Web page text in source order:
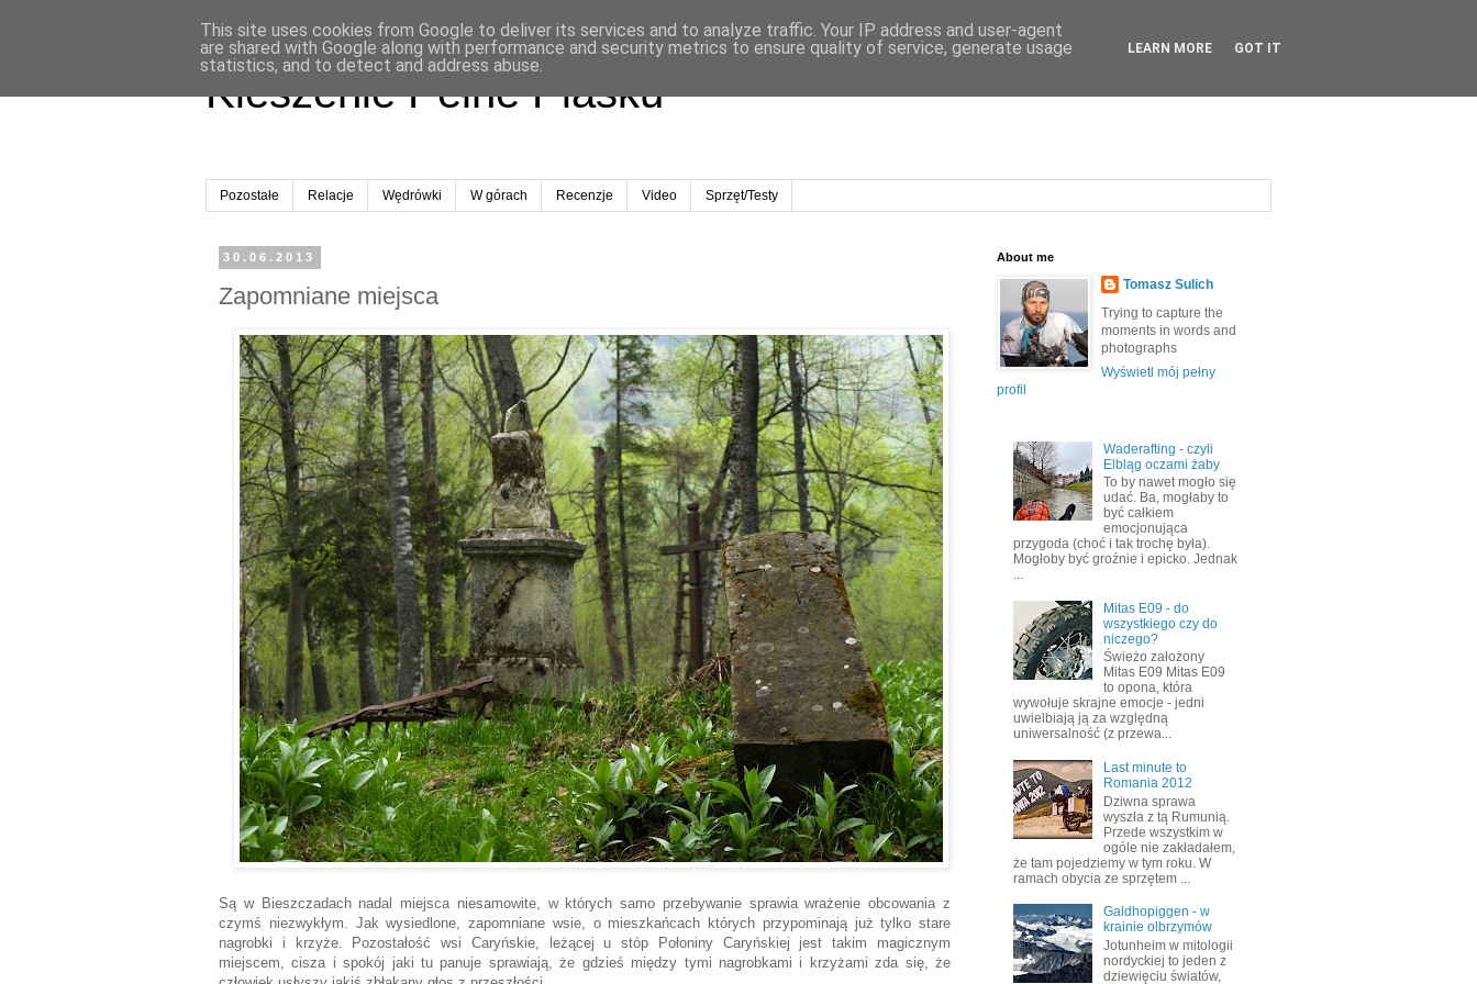
Kieszenie Pełne Piasku
Pozostałe Relacje Wędrówki W górach Recenzje Video Sprzęt/Testy
30.06.2013
Zapomniane miejsca
Są w Bieszczadach nadal miejsca niesamowite, w których samo przebywanie sprawia wrażenie obcowania z
czymś niezwykłym. Jak wysiedlone, zapomniane wsie, o mieszkańcach których przypominają już tylko stare
nagrobki i krzyże. Pozostałość wsi Caryńskie, leżącej u stóp Połoniny Caryńskiej jest takim magicznym
miejscem, cisza i spokój jaki tu panuje sprawiają, że gdzieś między tymi nagrobkami i krzyżami zda się, że
About me
Tomasz Sulich
Trying to capture the
moments in words and
photographs
Wyświetl mój pełny
profil
Waderafting - czyli
Elbląg oczami żaby
To by nawet mogło się
udać. Ba, mogłaby to
być całkiem
emocjonująca
przygoda (choć i tak trochę była).
Mogłoby być groźnie i epicko. Jednak
...
Mitas E09 - do
wszystkiego czy do
niczego?
Świeżo założony
Mitas E09 Mitas E09
to opona, która
wywołuje skrajne emocje - jedni
uwielbiają ją za względną
uniwersalność (z przewa...
Last minute to
Romania 2012
Dziwna sprawa
wyszła z tą Rumunią.
Przede wszystkim w
ogóle nie zakładałem,
że tam pojedziemy w tym roku. W
ramach obycia ze sprzętem ...
Galdhopiggen - w
krainie olbrzymów
Jotunheim w mitologii
nordyckiej to jeden z
dziewięciu światów,
This site uses cookies from Google to deliver its services and to analyze traffic. Your IP address and user-agent
are shared with Google along with performance and security metrics to ensure quality of service, generate usage
statistics, and to detect and address abuse.
LEARN MORE GOT IT